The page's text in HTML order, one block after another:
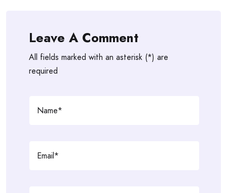
Leave A Comment
All fields marked with an asterisk (*) are
required